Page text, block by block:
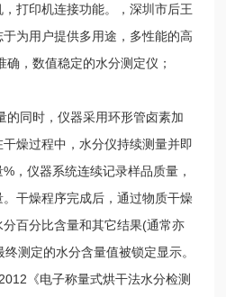
打印机连接功能。，深圳市后王
为用户提供多用途，多性能的高
，数值稳定的水分测定仪；
的同时，仪器采用环形管卤素加
燥过程中，水分仪持续测量并即
，仪器系统连续记录样品质量，
干燥程序完成后，通过物质干燥
百分比含量和其它结果(通常亦
测定的水分含量值被锁定显示。
《电子称量式烘干法水分检测